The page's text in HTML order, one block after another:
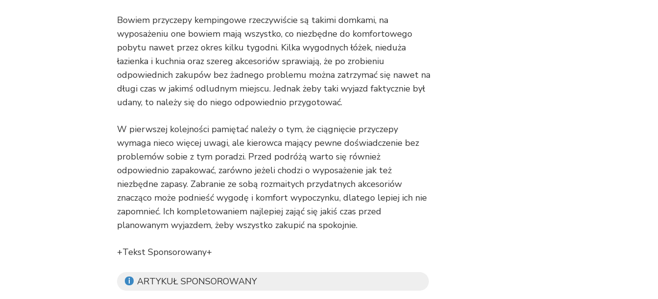
Bowiem przyczepy kempingowe rzeczywiście są takimi domkami, na
wyposażeniu one bowiem mają wszystko, co niezbędne do komfortowego
pobytu nawet przez okres kilku tygodni. Kilka wygodnych łóżek, nieduża
łazienka i kuchnia oraz szereg akcesoriów sprawiają, że po zrobieniu
odpowiednich zakupów bez żadnego problemu można zatrzymać się nawet na
długi czas w jakimś odludnym miejscu. Jednak żeby taki wyjazd faktycznie był
udany, to należy się do niego odpowiednio przygotować.
W pierwszej kolejności pamiętać należy o tym, że ciągnięcie przyczepy
wymaga nieco więcej uwagi, ale kierowca mający pewne doświadczenie bez
problemów sobie z tym poradzi. Przed podróżą warto się również
odpowiednio zapakować, zarówno jeżeli chodzi o wyposażenie jak też
niezbędne zapasy. Zabranie ze sobą rozmaitych przydatnych akcesoriów
znacząco może podnieść wygodę i komfort wypoczynku, dlatego lepiej ich nie
zapomnieć. Ich kompletowaniem najlepiej zająć się jakiś czas przed
planowanym wyjazdem, żeby wszystko zakupić na spokojnie.
+Tekst Sponsorowany+
ARTYKUŁ SPONSOROWANY